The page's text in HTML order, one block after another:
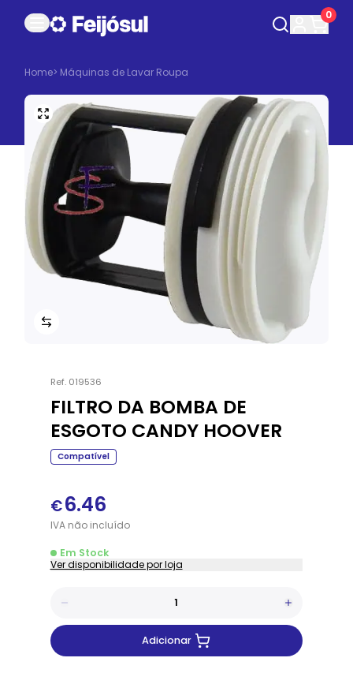
0
Home> Máquinas de Lavar Roupa
Ref. 019536
FILTRO DA BOMBA DE
ESGOTO CANDY HOOVER
Compatível
€6.46
IVAnãoincluído
Em Stock
Ver disponibilidade por loja
Adicionar